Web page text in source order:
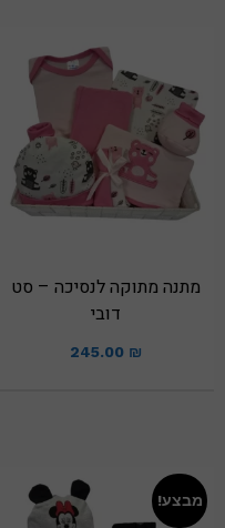
מתנה מתוקה לנסיכה – סט
דובי
245.00 ₪
מבצע!